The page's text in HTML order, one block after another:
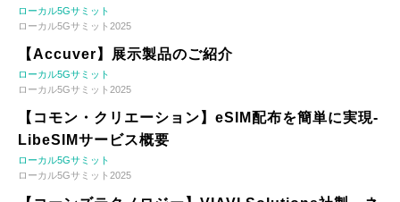
ローカル5Gサミット
ローカル5Gサミット2025
【Accuver】展示製品のご紹介
ローカル5Gサミット
ローカル5Gサミット2025
【コモン・クリエーション】eSIM配布を簡単に実現-
LibeSIMサービス概要
ローカル5Gサミット
ローカル5Gサミット2025